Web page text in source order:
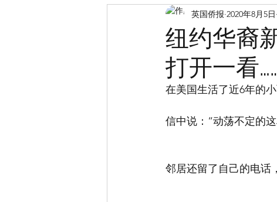
英国脱宅指南 Time out 英
寻找组织 Friends 华人专题
纽约华裔
打开一看
英国侨报 2020年8月5日
在美国生活了近6年的
信中说：“动荡不定的
邻居还留了自己的电话